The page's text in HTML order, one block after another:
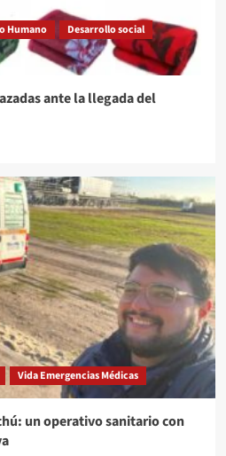
Humano
Desarrollo social
ante la llegada del
Vida Emergencias Médicas
un operativo sanitario con